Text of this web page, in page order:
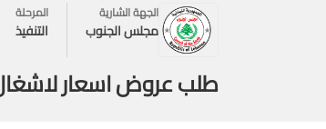
الجهة الشارية
مجلس الجنوب
المرحلة
التنفيذ
طلب عروض اسعار